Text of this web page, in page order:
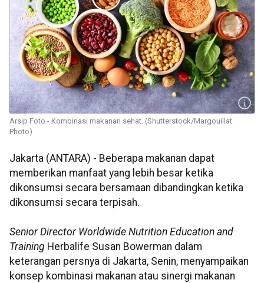
Arsip Foto - Kombinasi makanan sehat. (Shutterstock/Margouillat
Photo)
Jakarta (ANTARA) - Beberapa makanan dapat
memberikan manfaat yang lebih besar ketika
dikonsumsi secara bersamaan dibandingkan ketika
dikonsumsi secara terpisah.
Senior Director Worldwide Nutrition Education and
Training Herbalife Susan Bowerman dalam
keterangan persnya di Jakarta, Senin, menyampaikan
konsep kombinasi makanan atau sinergi makanan